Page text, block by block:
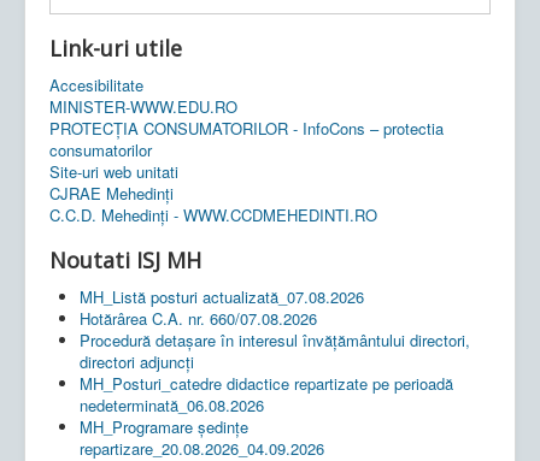
Link-uri utile
Accesibilitate
MINISTER-WWW.EDU.RO
PROTECȚIA CONSUMATORILOR - InfoCons – protectia
consumatorilor
Site-uri web unitati
CJRAE Mehedinți
C.C.D. Mehedinţi - WWW.CCDMEHEDINTI.RO
Noutati ISJ MH
MH_Listă posturi actualizată_07.08.2026
Hotărârea C.A. nr. 660/07.08.2026
Procedură detașare în interesul învățământului directori,
directori adjuncți
MH_Posturi_catedre didactice repartizate pe perioadă
nedeterminată_06.08.2026
MH_Programare ședințe
repartizare_20.08.2026_04.09.2026